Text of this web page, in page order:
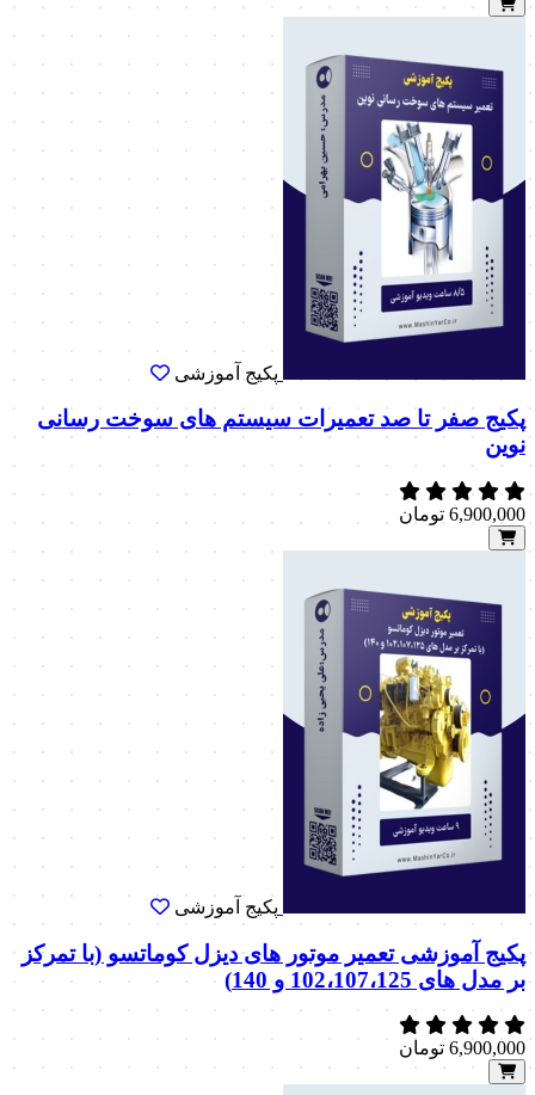
پکیج آموزشی
پکیج صفر تا صد تعمیرات سیستم های سوخت رسانی
نوین
6,900,000 تومان
پکیج آموزشی
پکیج آموزشی تعمیر موتور های دیزل کوماتسو (با تمرکز
بر مدل های 102،107،125 و 140)
6,900,000 تومان